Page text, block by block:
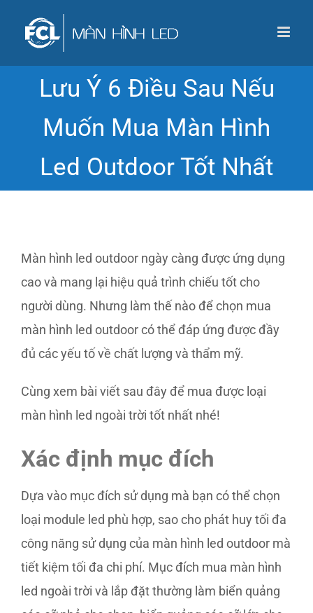
Lưu Ý 6 Điều Sau Nếu
Muốn Mua Màn Hình
Led Outdoor Tốt Nhất
Màn hình led outdoor ngày càng được ứng dụng
cao và mang lại hiệu quả trình chiếu tốt cho
người dùng. Nhưng làm thế nào để chọn mua
màn hình led outdoor có thể đáp ứng được đầy
đủ các yếu tố về chất lượng và thẩm mỹ.
Cùng xem bài viết sau đây để mua được loại
màn hình led ngoài trời tốt nhất nhé!
Xác định mục đích
Dựa vào mục đích sử dụng mà bạn có thể chọn
loại module led phù hợp, sao cho phát huy tối đa
công năng sử dụng của màn hình led outdoor mà
tiết kiệm tối đa chi phí. Mục đích mua màn hình
led ngoài trời và lắp đặt thường làm biển quảng